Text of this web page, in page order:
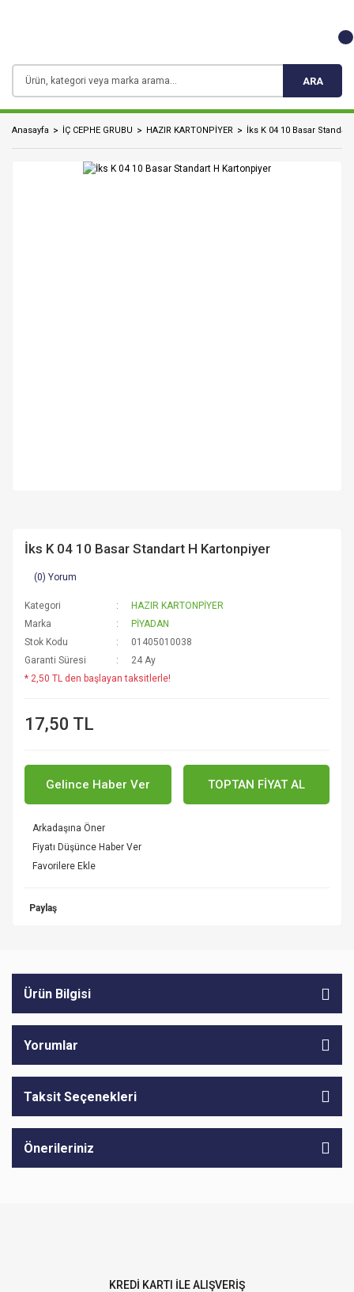
ARA
Anasayfa İÇ CEPHE GRUBU HAZIR KARTONPİYER İks K 04 10 Basar
İks K 04 10 Basar Standart H Kartonpiyer
(0) Yorum
Kategori
HAZIR KARTONPİYER
Marka
PİYADAN
Stok Kodu
01405010038
Garanti Süresi
24 Ay
* 2,50 TL den başlayan taksitlerle!
17,50 TL
Gelince Haber Ver TOPTAN FİYAT AL
Arkadaşına Öner
Fiyatı Düşünce Haber Ver
Paylaş
Ürün Bilgisi
Yorumlar
Taksit Seçenekleri
Önerileriniz
KREDİ KARTI İLE ALIŞVERİŞ